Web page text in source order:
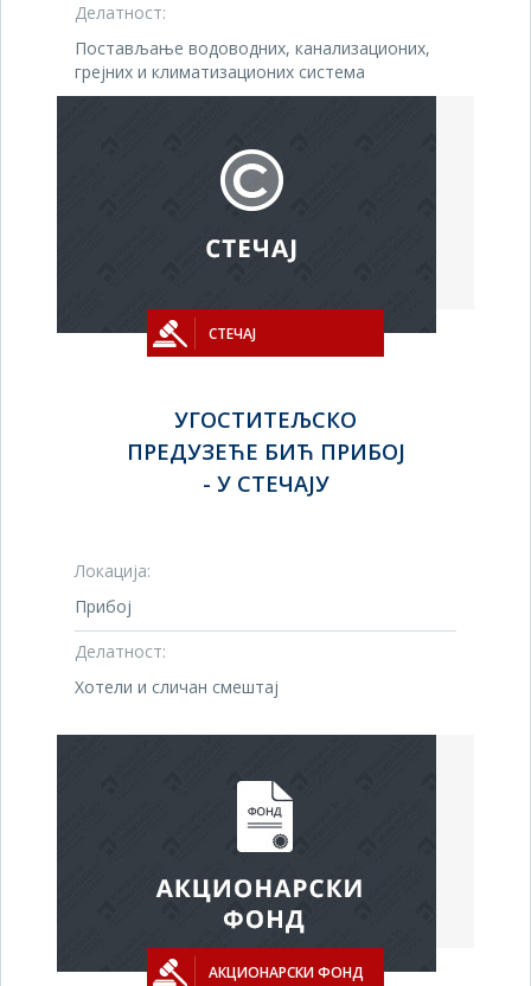
Делатност:
Постављање водоводних, канализационих,
грејних и климатизационих система
СТЕЧАЈ
УГОСТИТЕЉСКО
ПРЕДУЗЕЋЕ БИЋ ПРИБОЈ
- У СТЕЧАЈУ
Локација:
Прибој
Делатност:
Хотели и сличан смештај
АКЦИОНАРСКИ ФОНД